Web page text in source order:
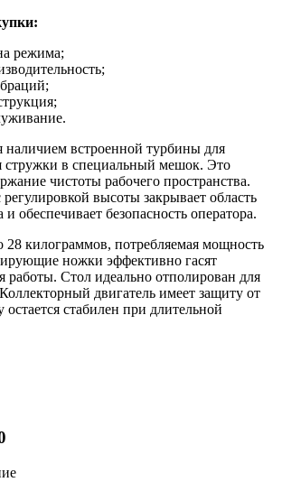
режима;
наличием встроенной турбины для
стружки в специальный мешок. Это
чистоты рабочего пространства.
высоты закрывает область
обеспечивает безопасность оператора.
28 килограммов, потребляемая мощность
ножки эффективно гасят
работы. Стол идеально отполирован для
двигатель имеет защиту от
остается стабилен при длительной